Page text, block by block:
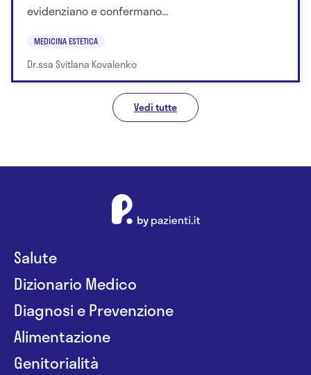
evidenziano e confermano...
MEDICINA ESTETICA
Dr.ssa Svitlana Kovalenko
Vedi tutte
Salute
Dizionario Medico
Diagnosi e Prevenzione
Alimentazione
Genitorialità